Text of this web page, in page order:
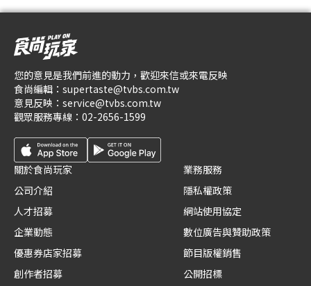
您的意見是我們前進的動力，歡迎來信或來電反映
食尚編輯： supertaste@tvbs.com.tw
意見反映： service@tvbs.com.tw
觀眾服務專線： 02-2656-1599
關於食尚玩家
公司介紹
人才招募
企業動態
優惠券店家招募
創作者招募
業務服務
隱私權政策
網站使用協定
數位廣告與贊助政策
節目版權銷售
公開招標